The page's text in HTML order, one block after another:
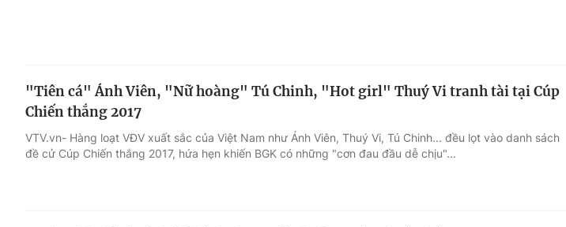
"Tiên cá" Ánh Viên, "Nữ hoàng" Tú Chinh, "Hot girl" Thuý Vi tranh tài tại Cúp
Chiến thắng 2017
VTV.vn- Hàng loạt VĐV xuất sắc của Việt Nam như Ánh Viên, Thuý Vi, Tú Chinh... đều lọt vào danh sách
đề cử Cúp Chiến thắng 2017, hứa hẹn khiến BGK có những "cơn đau đầu dễ chịu"...